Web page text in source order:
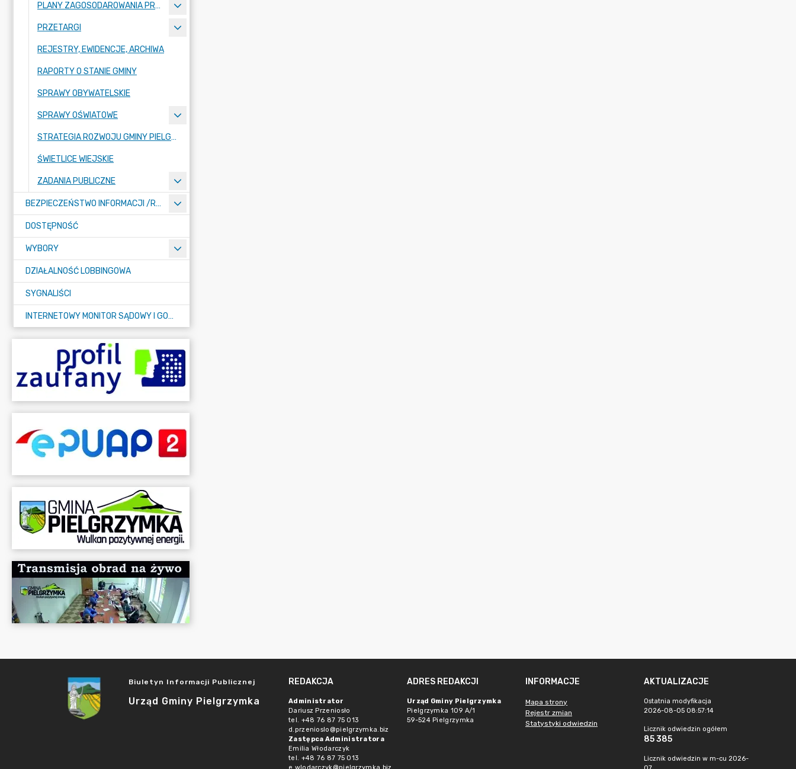
PLANY ZAGOSODAROWANIA PRZESTRZENNEGO
PRZETARGI
REJESTRY, EWIDENCJE, ARCHIWA
RAPORTY O STANIE GMINY
SPRAWY OBYWATELSKIE
SPRAWY OŚWIATOWE
STRATEGIA ROZWOJU GMINY PIELGRZYMKA NA LATA 2026-2035
ŚWIETLICE WIEJSKIE
ZADANIA PUBLICZNE
BEZPIECZEŃSTWO INFORMACJI /RODO/
DOSTĘPNOŚĆ
WYBORY
DZIAŁALNOŚĆ LOBBINGOWA
SYGNALIŚCI
INTERNETOWY MONITOR SĄDOWY I GOSPODARCZY
Biuletyn Informacji Publicznej
Urząd Gminy Pielgrzymka
REDAKCJA
Administrator
Dariusz Przeniosło
tel. +48 76 87 75 013
d.przenioslo@pielgrzymka.biz
Zastępca Administratora
Emilia Włodarczyk
tel. +48 76 87 75 013
ADRES REDAKCJI
Urząd Gminy Pielgrzymka
Pielgrzymka 109 A/1
59-524 Pielgrzymka
INFORMACJE
Mapa strony
Rejestr zmian
Statystyki odwiedzin
AKTUALIZACJE
Ostatnia modyfikacja
2026-08-05 08:57:14
Licznik odwiedzin ogółem
85 385
Licznik odwiedzin w m-cu 2026-